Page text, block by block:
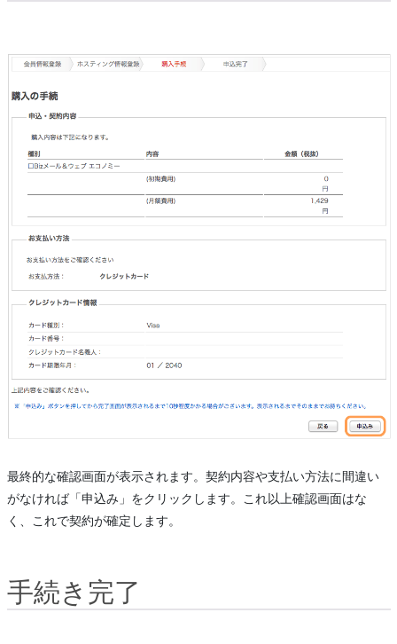
最終的な確認画面が表示されます。契約内容や支払い方法に間違い
がなければ「申込み」をクリックします。これ以上確認画面はな
く、これで契約が確定します。
手続き完了